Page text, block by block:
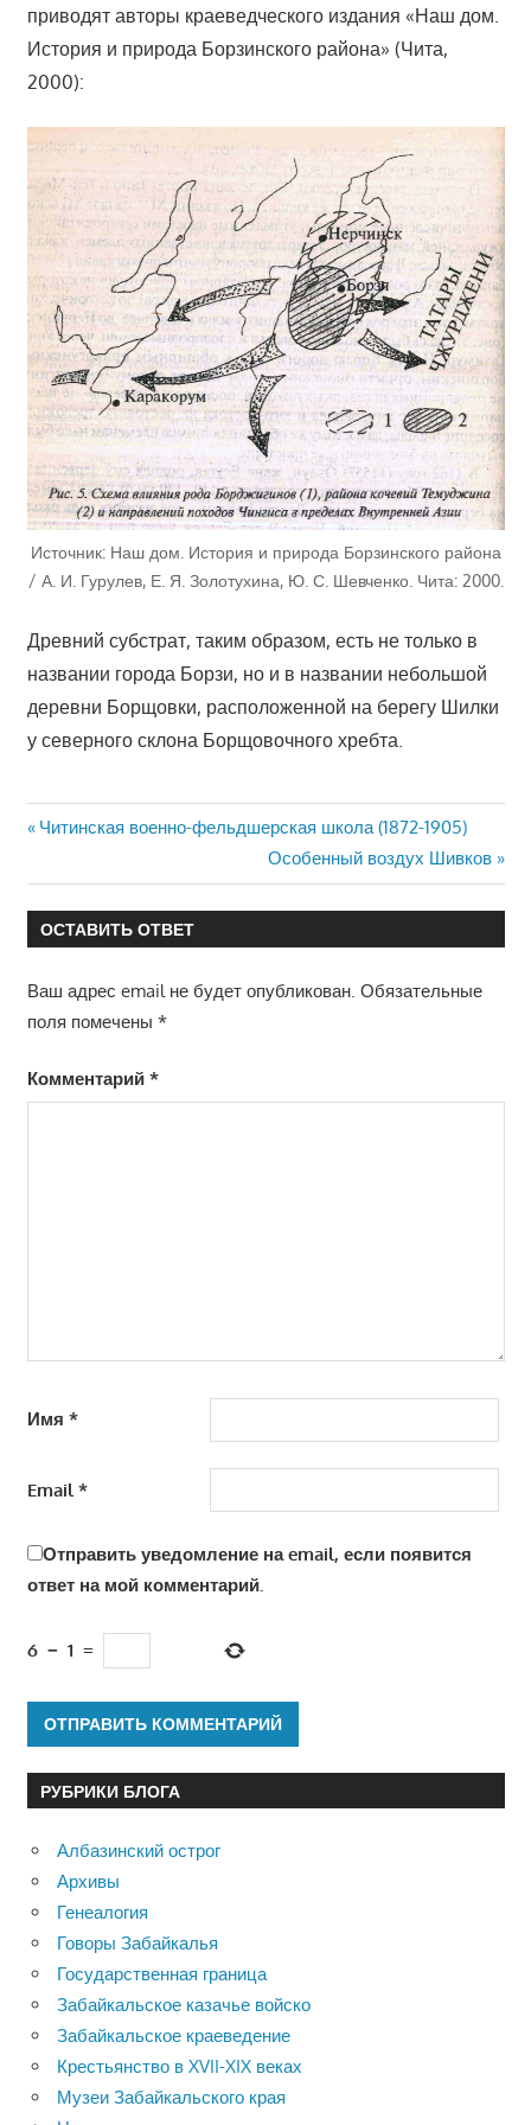
приводят авторы краеведческого издания «Наш дом.
История и природа Борзинского района» (Чита,
2000):
Источник: Наш дом. История и природа Борзинского района
/ А. И. Гурулев, Е. Я. Золотухина, Ю. С. Шевченко. Чита: 2000.
Древний субстрат, таким образом, есть не только в
названии города Борзи, но и в названии небольшой
деревни Борщовки, расположенной на берегу Шилки
у северного склона Борщовочного хребта.
Навигация
по
записям
Предыдущая
Читинская военно-фельдшерская школа (1872-1905)
Следующая
запись:
Особенный воздух Шивков
ОСТАВИТЬ ОТВЕТ
Ваш адрес email не будет опубликован. Обязательные
поля помечены *
Комментарий *
Имя *
Email *
Отправить уведомление на email, если появится
ответ на мой комментарий.
6 − 1 =
РУБРИКИ БЛОГА
Албазинский острог
Архивы
Генеалогия
Говоры Забайкалья
Государственная граница
Забайкальское казачье войско
Забайкальское краеведение
Крестьянство в XVII-XIX веках
Музеи Забайкальского края